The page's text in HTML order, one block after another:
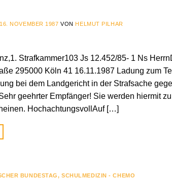
16. NOVEMBER 1987 VON HELMUT PILHAR
Strafkammer103 Js 12.452/85- 1 Ns
295000 Köln 41 16.11.1987 Ladung zum
bei dem Landgericht in der Strafsache
geehrter Empfänger! Sie werden hiermit
HochachtungsvollAuf […]
BUNDESTAG,SCHULMEDIZIN - CHEMO